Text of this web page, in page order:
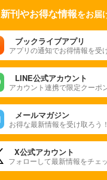
新刊やお得な情報をお届
ブックライブアプリ
アプリの通知でお得情報を受
LINE公式アカウント
アカウント連携で限定クーポ
メールマガジン
お得な最新情報を受け取ろう！
X公式アカウント
フォローして最新情報をチェ